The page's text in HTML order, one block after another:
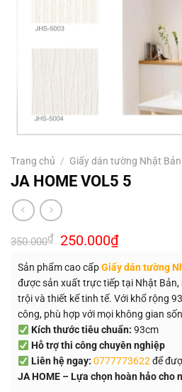
Trang chủ / Giấy dán tường Nhật Bản
JA HOME VOL5 5
350.000₫ Giá
gốc
350.000₫.
250.000₫Giá
hiện
là:
250.000₫.
Sản phẩm cao cấpGiấy dán tường
được sản xuất trực tiếp tại Nhật
trội và thiết kế tinh tế. Với khổ rộng
công, phù hợp với mọi không gian
Kích thước tiêu chuẩn: 93cm
Hỗ trợ thi công chuyên nghiệp
Liên hệ ngay: 0777773622để
JA HOME – Lựa chọn hoàn hảo cho